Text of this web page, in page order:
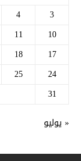
3
4
10
11
17
18
24
25
31
« يوليو